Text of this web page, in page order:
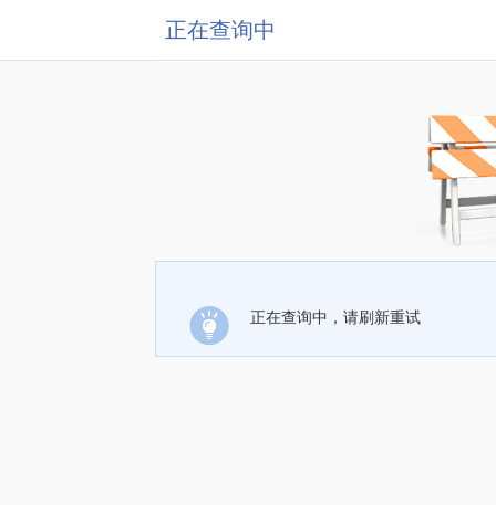
正在查询中
正在查询中，请刷新重试